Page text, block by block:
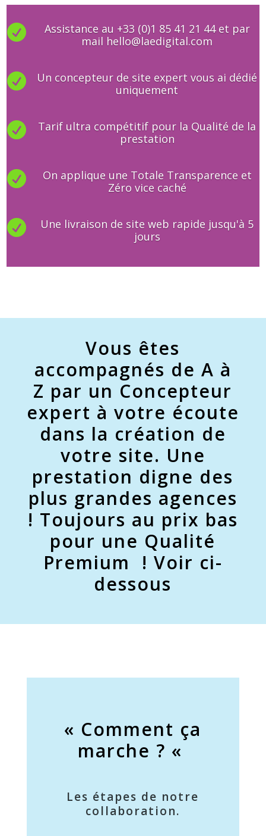

Assistance au +33 (0)1 85 41 21 44 et par
mail hello@laedigital.com

Un concepteur de site expert vous ai dédié
uniquement

Tarif ultra compétitif pour la Qualité de la
prestation

On applique une Totale Transparence et
Zéro vice caché

Une livraison de site web rapide jusqu'à 5
jours
Vous êtes
accompagnés de A à
Z par un Concepteur
expert à votre écoute
dans la création de
votre site. Une
prestation digne des
plus grandes agences
! Toujours au prix bas
pour une Qualité
Premium ! Voir ci-
dessous
« Comment ça
marche ? «
Les étapes de notre
collaboration.